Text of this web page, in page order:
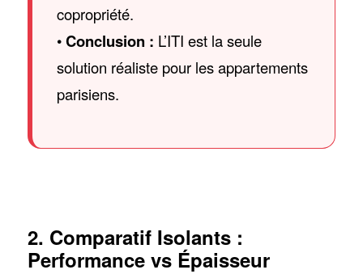
copropriété.
•Conclusion : L’ITI est la seule
solution réaliste pour les appartements
parisiens.
2. Comparatif Isolants :
Performance vs Épaisseur